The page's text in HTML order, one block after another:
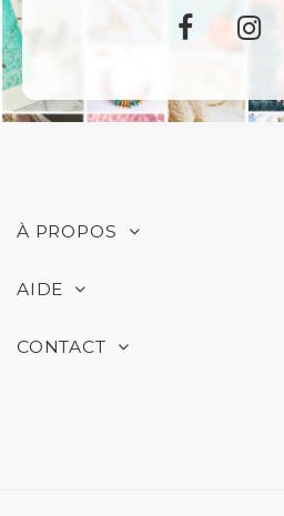
À PROPOS
AIDE
CONTACT